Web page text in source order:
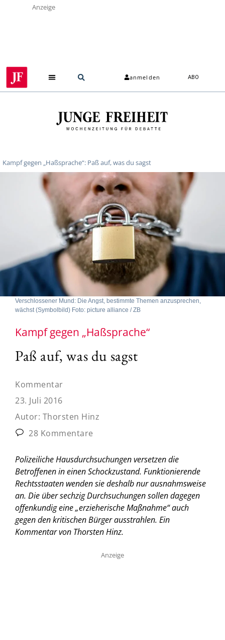
Anzeige
anmelden ABO
Kampf gegen „Haßsprache“: Paß auf, was du sagst
Verschlossener Mund: Die Angst, bestimmte Themen anzusprechen,
wächst (Symbolbild) Foto: picture alliance / ZB
Kampf gegen „Haßsprache“
Paß auf, was du sagst
Kommentar
23. Juli 2016
Autor: Thorsten Hinz
28 Kommentare
Polizeiliche Hausdurchsuchungen versetzen die
Betroffenen in einen Schockzustand. Funktionierende
Rechtsstaaten wenden sie deshalb nur ausnahmsweise
an. Die über sechzig Durchsuchungen sollen dagegen
offenkundig eine „erzieherische Maßnahme“ auch
gegen den kritischen Bürger ausstrahlen. Ein
Kommentar von Thorsten Hinz.
Anzeige